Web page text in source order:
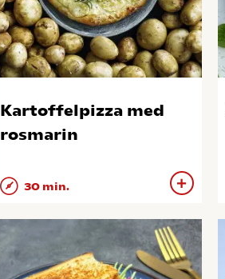
Kartoffelpizza med
rosmarin
30 min.